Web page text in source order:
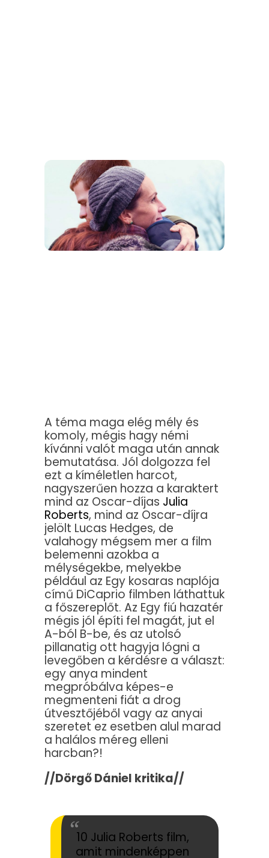
A téma maga elég mély és
komoly, mégis hagy némi
kívánni valót maga után annak
bemutatása. Jól dolgozza fel
ezt a kíméletlen harcot,
nagyszerűen hozza a karaktert
mind az Oscar-díjas Julia
Roberts, mind az Oscar-díjra
jelölt Lucas Hedges, de
valahogy mégsem mer a film
belemenni azokba a
mélységekbe, melyekbe
például az Egy kosaras naplója
című DiCaprio filmben láthattuk
a főszereplőt. Az Egy fiú hazatér
mégis jól építi fel magát, jut el
A-ból B-be, és az utolsó
pillanatig ott hagyja lógni a
levegőben a kérdésre a választ:
egy anya mindent
megpróbálva képes-e
megmenteni fiát a drog
útvesztőjéből vagy az anyai
szeretet ez esetben alul marad
a halálos méreg elleni
harcban?!
//Dörgő Dániel kritika//
10 Julia Roberts film,
amit mindenképpen